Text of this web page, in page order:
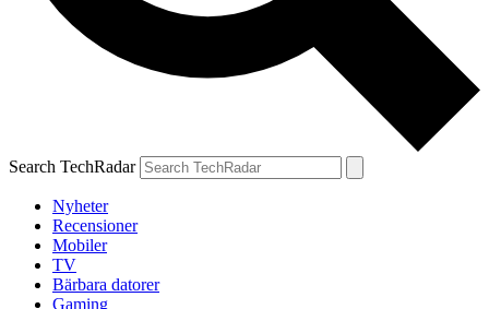
Search TechRadar
Nyheter
Recensioner
Mobiler
TV
Bärbara datorer
Gaming